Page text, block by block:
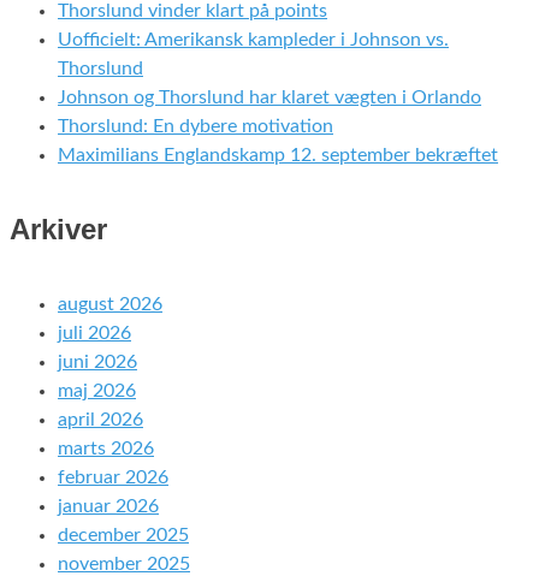
Thorslund vinder klart på points
Uofficielt: Amerikansk kampleder i Johnson vs.
Thorslund
Johnson og Thorslund har klaret vægten i Orlando
Thorslund: En dybere motivation
Maximilians Englandskamp 12. september bekræftet
Arkiver
august 2026
juli 2026
juni 2026
maj 2026
april 2026
marts 2026
februar 2026
januar 2026
december 2025
november 2025